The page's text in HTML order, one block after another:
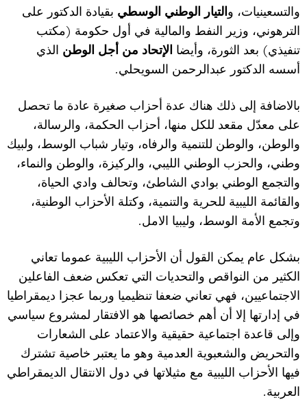
والتسعينيات، و التيار الوطني الوسطي بقيادة الدكتور على
الترهوني، وزير النفط والمالية في أول حكومة (مكتب
تنفيذي) بعد الثورة، وأيضا الإتحاد من أجل الوطن الذي
أسسه الدكتور عبدالرحمن السويحلي.
بالاضافة إلى ذلك هناك عدة أحزاب صغيرة عادة ما تحصل
على معدّل مقعد للكل منها، أحزاب الحكمة، والرسالة،
والوطن، والوطن للتنمية والرفاه، وتيار شباب الوسط، ولبيك
وطني، والحزب الوطني الليبي، والركيزة، والوطن والنماء،
والتجمع الوطني بوادي الشاطئ، وتحالف وادي الحياة،
والقائمة الليبية للحرية والتنمية، وكتلة الأحزاب الوطنية،
وتجمع الأمة الوسط، وليبيا الامل.
بشكل عام يمكن القول أن الأحزاب الليبية عموما تعاني
الكثير من النواقص والتحديات التي تعكس ضعف الفاعلين
الاجتماعيين، فهي تعاني ضعفا تنظيميا وربما عجزا ديمقراطيا
في إدارتها إلا أن أهم خصائصها هو الافتقار لمشروع سياسي
وإلى قاعدة اجتماعية حقيقية والاعتماد على الشعارات
والتحريض والشعبوية العدمية وهو ما يعتبر خاصية تشترك
فيها الأحزاب الليبية مع مثيلاتها في دول الانتقال الديمقراطي
العربية.